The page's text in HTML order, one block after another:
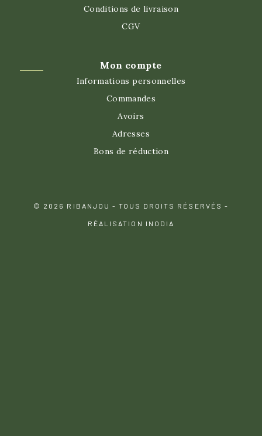
Conditions de livraison
CGV
Mon compte
Informations personnelles
Commandes
Avoirs
Adresses
Bons de réduction
© 2026 RIBANJOU - TOUS DROITS RÉSERVÉS -
RÉALISATION INODIA